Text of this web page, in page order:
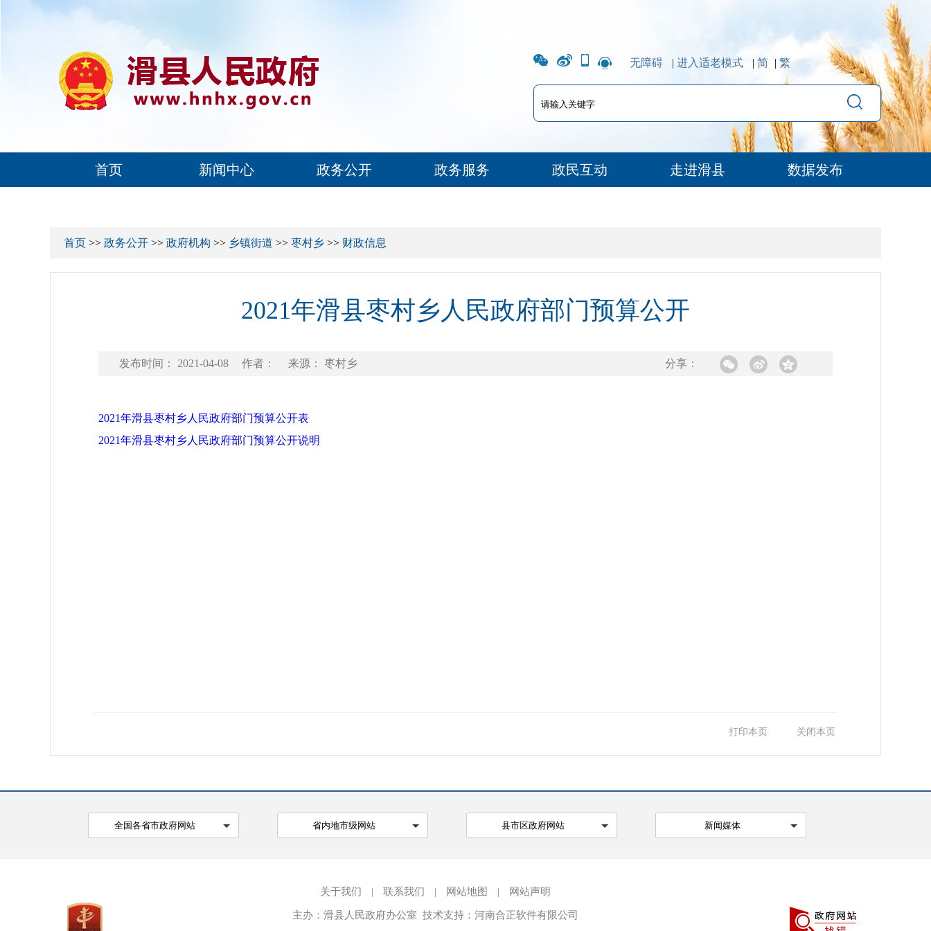
无障碍 | 进入适老模式 | 简 | 繁
首页 新闻中心 政务公开 政务服务 政民互动 走进滑县 数据发布
首页 >> 政务公开 >> 政府机构 >> 乡镇街道 >> 枣村乡 >> 财政信息
2021年滑县枣村乡人民政府部门预算公开
发布时间： 2021-04-08 作者： 来源： 枣村乡 分享：
2021年滑县枣村乡人民政府部门预算公开表
2021年滑县枣村乡人民政府部门预算公开说明
打印本页 关闭本页
全国各省市政府网站 省内地市级网站 县市区政府网站 新闻媒体
关于我们 | 联系我们 | 网站地图 | 网站声明
主办：滑县人民政府办公室 技术支持：河南合正软件有限公司